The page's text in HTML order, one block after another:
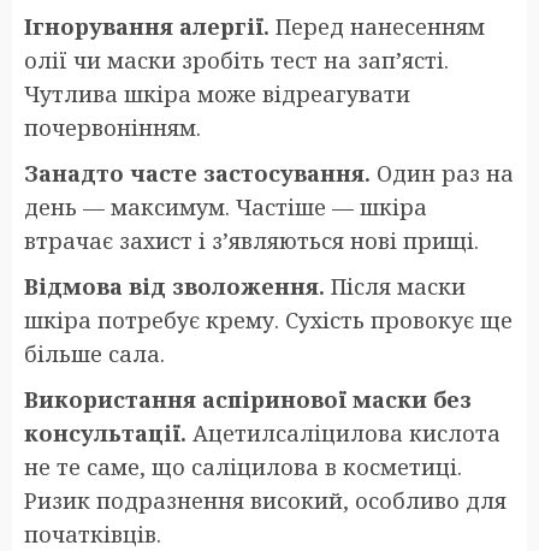
Ігнорування алергії. Перед нанесенням
олії чи маски зробіть тест на зап’ясті.
Чутлива шкіра може відреагувати
почервонінням.
Занадто часте застосування. Один раз на
день — максимум. Частіше — шкіра
втрачає захист і з’являються нові прищі.
Відмова від зволоження. Після маски
шкіра потребує крему. Сухість провокує ще
більше сала.
Використання аспіринової маски без
консультації. Ацетилсаліцилова кислота
не те саме, що саліцилова в косметиці.
Ризик подразнення високий, особливо для
початківців.